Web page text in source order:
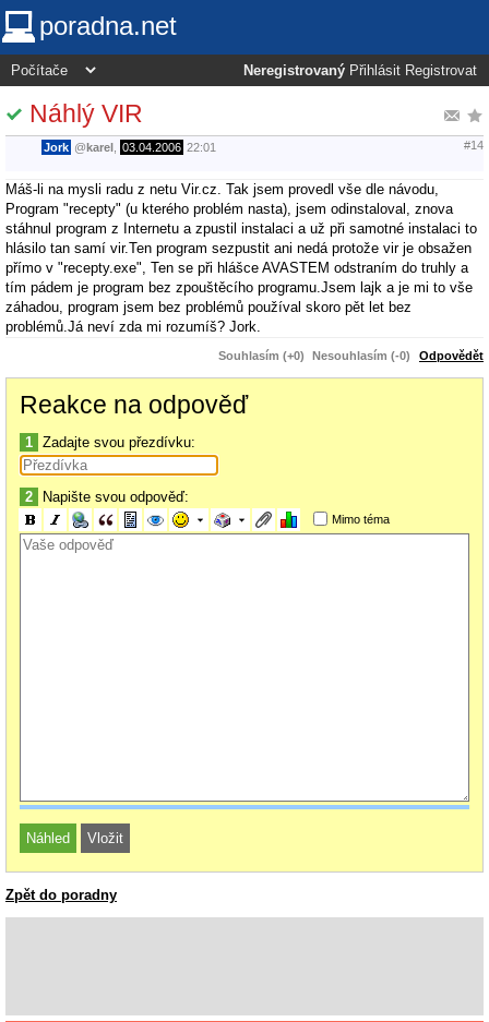
poradna.net
Neregistrovaný Přihlásit Registrovat
Náhlý VIR
Jork @karel 03.04.2006 22:01 #14
Máš-li na mysli radu z netu Vir.cz. Tak jsem provedl vše dle návodu,
Program "recepty" (u kterého problém nasta), jsem odinstaloval, znova
stáhnul program z Internetu a zpustil instalaci a už při samotné instalaci to
hlásilo tan samí vir.Ten program sezpustit ani nedá protože vir je obsažen
přímo v "recepty.exe", Ten se při hlášce AVASTEM odstraním do truhly a
tím pádem je program bez zpouštěcího programu.Jsem lajk a je mi to vše
záhadou, program jsem bez problémů používal skoro pět let bez
problémů.Já neví zda mi rozumíš? Jork.
Souhlasím (+0) Nesouhlasím (-0) Odpovědět
Reakce na odpověď
1 Zadajte svou přezdívku:
2 Napište svou odpověď:
Mimo téma
Zpět do poradny